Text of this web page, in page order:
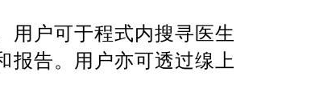
用户可于程式内搜寻医生
报告。用户亦可透过缐上